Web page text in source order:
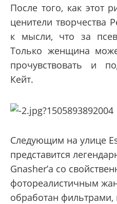
После того, как этот
ценители творчества
к мысли, что за
Только женщина
прочувствовать и
Кейт.
Следующим на улице
представится
Gnasher’а со
фотореалистичным
обработан фильтрами,